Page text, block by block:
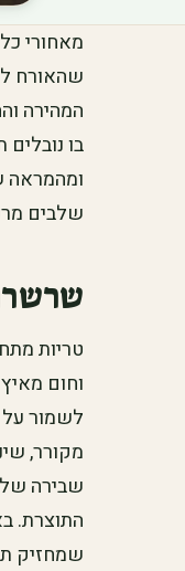
מאחורי
שהאורח
המהירה
בו נובלים
ומהמראה
שלבים
טריות
וחום
לשמור
מקורר,
שבירה
התוצרת.
שמחזיק